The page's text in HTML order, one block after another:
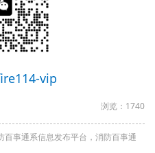
vip
浏览：1740
百事通系信息发布平台，消防百事通